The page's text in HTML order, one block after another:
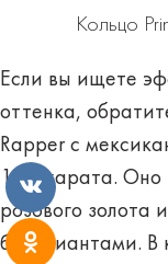
Кольцо
Если вы ищете
оттенка,
Rapper с
15,4 карата. Оно
розового
бриллиантами. В